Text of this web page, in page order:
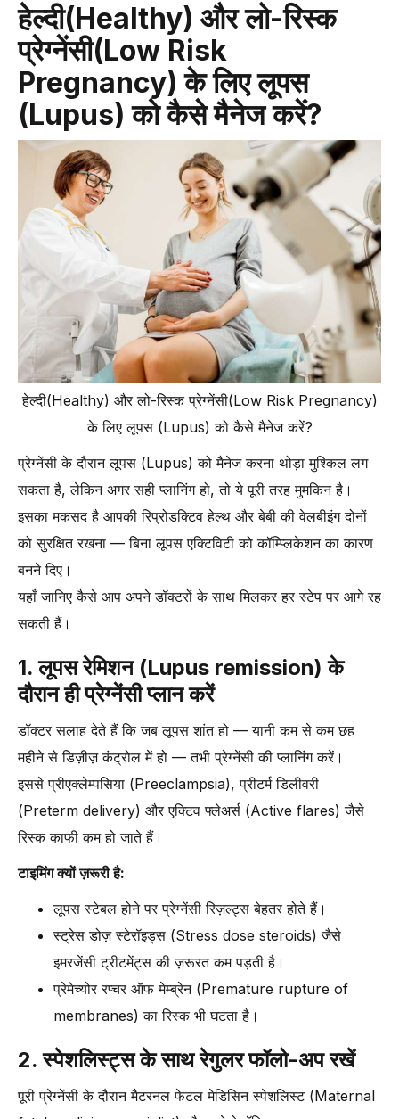
हेल्दी(Healthy) और लो-रिस्क
प्रेग्नेंसी(Low Risk
Pregnancy) के लिए लूपस
(Lupus) को कैसे मैनेज करें?
हेल्दी(Healthy) और लो-रिस्क प्रेग्नेंसी(Low Risk Pregnancy)
के लिए लूपस (Lupus) को कैसे मैनेज करें?
प्रेग्नेंसी के दौरान लूपस (Lupus) को मैनेज करना थोड़ा मुश्किल लग
सकता है, लेकिन अगर सही प्लानिंग हो, तो ये पूरी तरह मुमकिन है।
इसका मकसद है आपकी रिप्रोडक्टिव हेल्थ और बेबी की वेलबीइंग दोनों
को सुरक्षित रखना — बिना लूपस एक्टिविटी को कॉम्प्लिकेशन का कारण
बनने दिए।
यहाँ जानिए कैसे आप अपने डॉक्टरों के साथ मिलकर हर स्टेप पर आगे रह
सकती हैं।
1. लूपस रेमिशन (Lupus remission) के
दौरान ही प्रेग्नेंसी प्लान करें
डॉक्टर सलाह देते हैं कि जब लूपस शांत हो — यानी कम से कम छह
महीने से डिज़ीज़ कंट्रोल में हो — तभी प्रेग्नेंसी की प्लानिंग करें।
इससे प्रीएक्लेम्पसिया (Preeclampsia), प्रीटर्म डिलीवरी
(Preterm delivery) और एक्टिव फ्लेअर्स (Active flares) जैसे
रिस्क काफी कम हो जाते हैं।
टाइमिंग क्यों ज़रूरी है:
लूपस स्टेबल होने पर प्रेग्नेंसी रिज़ल्ट्स बेहतर होते हैं।
स्ट्रेस डोज़ स्टेरॉइड्स (Stress dose steroids) जैसे
इमरजेंसी ट्रीटमेंट्स की ज़रूरत कम पड़ती है।
प्रेमेच्योर रप्चर ऑफ मेम्ब्रेन (Premature rupture of
membranes) का रिस्क भी घटता है।
2. स्पेशलिस्ट्स के साथ रेगुलर फॉलो-अप रखें
पूरी प्रेग्नेंसी के दौरान मैटरनल फेटल मेडिसिन स्पेशलिस्ट (Maternal